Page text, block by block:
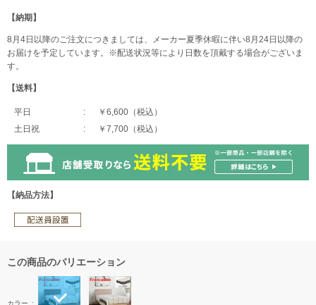
【納期】
8月4日以降のご注文につきましては、メーカー夏季休暇に伴い8月24日以降の
お届けを予定しています。※配送状況等により日数を頂戴する場合がございま
す。
【送料】
平日
￥6,600（税込）
土日祝
￥7,700（税込）
【納品方法】
この商品のバリエーション
カラー